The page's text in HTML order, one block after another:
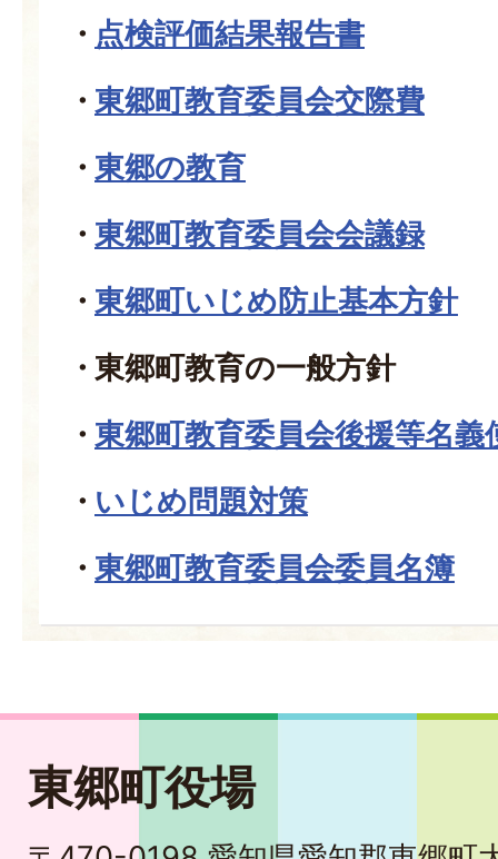
点検評価結果報告書
東郷町教育委員会交際費
東郷の教育
東郷町教育委員会会議録
東郷町いじめ防止基本方針
東郷町教育の一般方針
東郷町教育委員会後援等名
いじめ問題対策
東郷町教育委員会委員名簿
東郷町役場